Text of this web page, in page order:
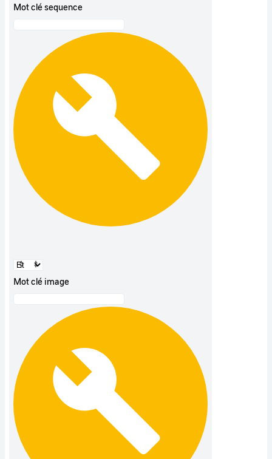
Mot clé sequence
Mot clé image